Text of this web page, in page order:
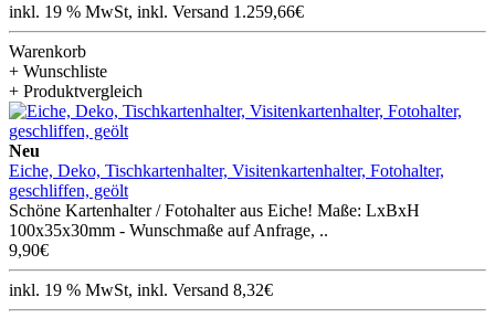
inkl. 19 % MwSt, inkl. Versand 1.259,66€
Warenkorb
+ Wunschliste
+ Produktvergleich
Neu
Eiche, Deko, Tischkartenhalter, Visitenkartenhalter, Fotohalter,
geschliffen, geölt
Schöne Kartenhalter / Fotohalter aus Eiche! Maße: LxBxH
100x35x30mm - Wunschmaße auf Anfrage, ..
9,90€
inkl. 19 % MwSt, inkl. Versand 8,32€